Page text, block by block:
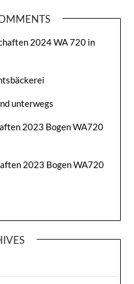
2024 WA 720 in
unterwegs
2023 Bogen WA720
2023 Bogen WA720